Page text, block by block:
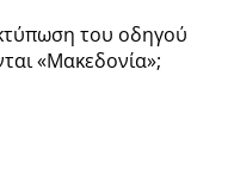
του οδηγού
«Μακεδονία»;